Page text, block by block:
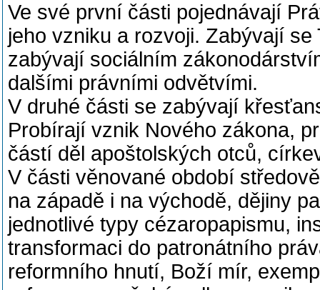
Ve své první části pojednávají
jeho vzniku a rozvoji. Zabývají
zabývají sociálním
dalšími právními odvětvími.
V druhé části se zabývají
Probírají vznik Nového zákona,
částí děl apoštolských otců,
V části věnované období
na západě i na východě, dějiny
jednotlivé typy cézaropapismu,
transformaci do patronátního
reformního hnutí, Boží mír,